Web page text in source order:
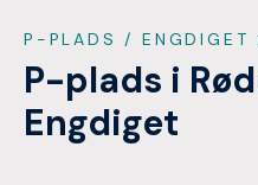
P-PLADS / ENGDIGET
P-plads i
Engdiget